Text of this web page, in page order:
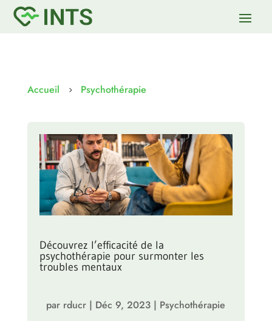
Accueil 5 Psychothérapie
Découvrez l’efficacité de la
psychothérapie pour surmonter les
troubles mentaux
par rducr | Déc 9, 2023 | Psychothérapie